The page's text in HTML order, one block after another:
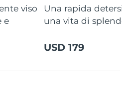
viso
e
Una rapida
una vita di
USD 179